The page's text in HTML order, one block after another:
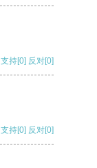
支持[0] 反对[0]
支持[0] 反对[0]